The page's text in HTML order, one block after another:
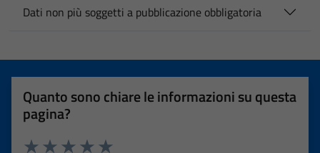
Dati non più soggetti a pubblicazione obbligatoria
Quanto sono chiare le informazioni su questa
pagina?